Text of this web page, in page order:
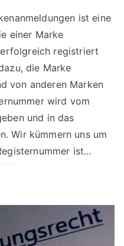
ist eine
einer Marke
registriert
die Marke
von anderen Marken
wird vom
und in das
Wir kümmern uns um
ist…